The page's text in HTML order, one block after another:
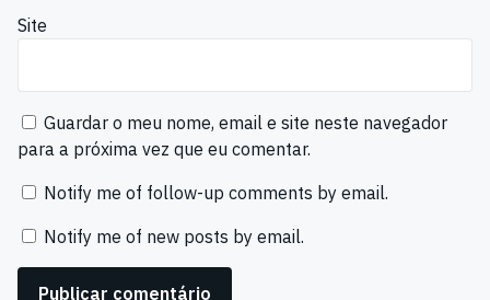
Site
Guardar o meu nome, email e site neste navegador
para a próxima vez que eu comentar.
Notify me of follow-up comments by email.
Notify me of new posts by email.